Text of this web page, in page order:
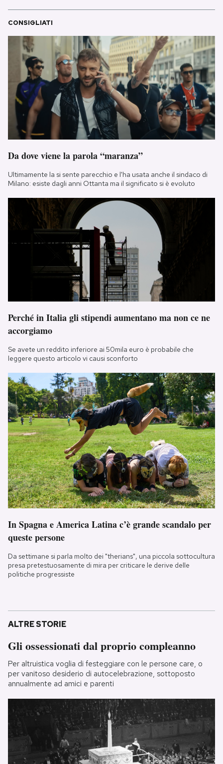
CONSIGLIATI
Da dove viene la parola “maranza”
Ultimamente la si sente parecchio e l'ha usata anche il sindaco di
Milano: esiste dagli anni Ottanta ma il significato si è evoluto
Perché in Italia gli stipendi aumentano ma non ce ne
accorgiamo
Se avete un reddito inferiore ai 50mila euro è probabile che
leggere questo articolo vi causi sconforto
In Spagna e America Latina c’è grande scandalo per
queste persone
Da settimane si parla molto dei "therians", una piccola sottocultura
presa pretestuosamente di mira per criticare le derive delle
politiche progressiste
ALTRE STORIE
Gli ossessionati dal proprio compleanno
Per altruistica voglia di festeggiare con le persone care, o
per vanitoso desiderio di autocelebrazione, sottoposto
annualmente ad amici e parenti